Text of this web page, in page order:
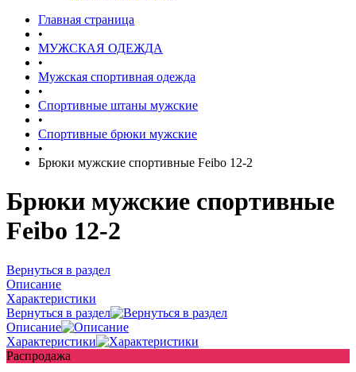
Главная страница
•
МУЖСКАЯ ОДЕЖДА
•
Мужская спортивная одежда
•
Спортивные штаны мужские
•
Спортивные брюки мужские
•
Брюки мужские спортивные Feibo 12-2
Брюки мужские спортивные
Feibo 12-2
Вернуться в раздел
Описание
Характеристики
Вернуться в раздел
Описание
Характеристики
Распродажа